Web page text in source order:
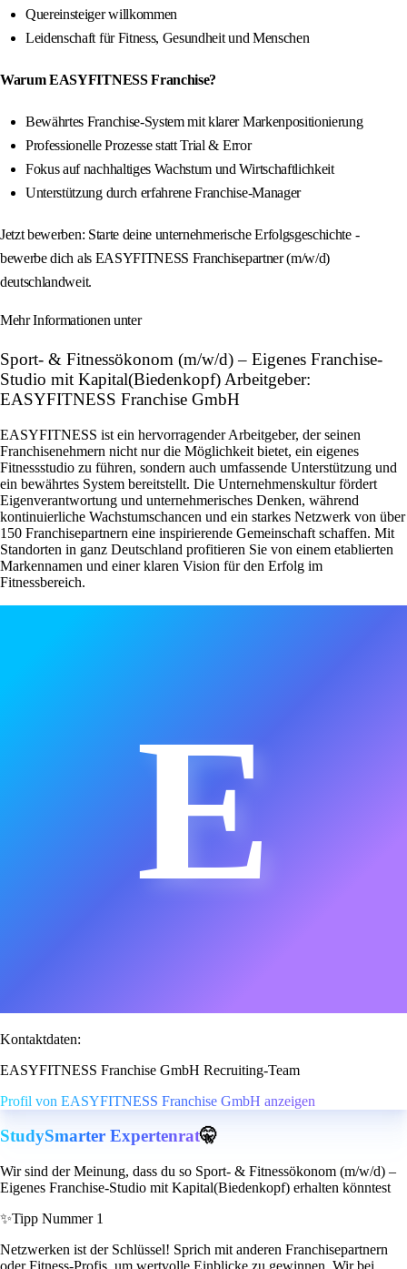
Quereinsteiger willkommen
Leidenschaft für Fitness, Gesundheit und Menschen
Warum EASYFITNESS Franchise?
Bewährtes Franchise-System mit klarer Markenpositionierung
Professionelle Prozesse statt Trial & Error
Fokus auf nachhaltiges Wachstum und Wirtschaftlichkeit
Unterstützung durch erfahrene Franchise-Manager
Jetzt bewerben: Starte deine unternehmerische Erfolgsgeschichte -
bewerbe dich als EASYFITNESS Franchisepartner (m/w/d)
deutschlandweit.
Mehr Informationen unter
Sport- & Fitnessökonom (m/w/d) – Eigenes Franchise-
Studio mit Kapital(Biedenkopf) Arbeitgeber:
EASYFITNESS Franchise GmbH
EASYFITNESS ist ein hervorragender Arbeitgeber, der seinen
Franchisenehmern nicht nur die Möglichkeit bietet, ein eigenes
Fitnessstudio zu führen, sondern auch umfassende Unterstützung und
ein bewährtes System bereitstellt. Die Unternehmenskultur fördert
Eigenverantwortung und unternehmerisches Denken, während
kontinuierliche Wachstumschancen und ein starkes Netzwerk von über
150 Franchisepartnern eine inspirierende Gemeinschaft schaffen. Mit
Standorten in ganz Deutschland profitieren Sie von einem etablierten
Markennamen und einer klaren Vision für den Erfolg im
Fitnessbereich.
E
Kontaktdaten:
EASYFITNESS Franchise GmbH Recruiting-Team
Profil von EASYFITNESS Franchise GmbH anzeigen
StudySmarter Expertenrat🤫
Wir sind der Meinung, dass du so Sport- & Fitnessökonom (m/w/d) –
Eigenes Franchise-Studio mit Kapital(Biedenkopf) erhalten könntest
✨Tipp Nummer 1
Netzwerken ist der Schlüssel! Sprich mit anderen Franchisepartnern